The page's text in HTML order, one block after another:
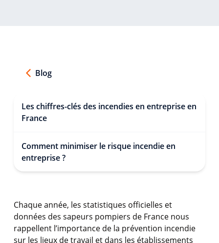
Blog
Les chiffres-clés des incendies en entreprise en
France
Comment minimiser le risque incendie en
entreprise ?
Chaque année, les statistiques officielles et
données des sapeurs pompiers de France nous
rappellent l’importance de la prévention incendie
sur les lieux de travail et dans les établissements